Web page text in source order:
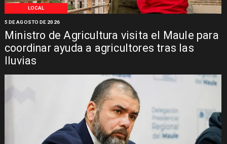
LOCAL
Ministro de Agricultura visita el Maule para
coordinar ayuda a agricultores tras las
lluvias
5 DE AGOSTO DE 2026